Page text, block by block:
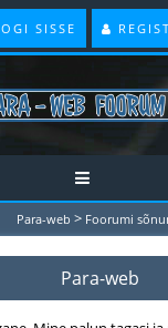
SISSE
Para-web > Foorumi
Para-web